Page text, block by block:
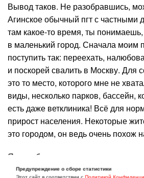
Вывод таков. Не разобравшись,
Агинское обычный пгт с
там какое-то время, ты
в маленький город. Сначала моим
поступить так: переехать,
и поскорей свалить в Москву. Для
это то место, которого мне не
виды, несколько парков, бассейн,
есть даже ветклиника! Всё для
прирост населения. Некоторые
это городом, он ведь очень похож
Я не собираюсь отсюда уезжать,
закрадываются мысли о переезде в
Предупреждение о сборе статистики
Этот сайт в соответствии сПолитикой